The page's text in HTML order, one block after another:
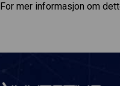
For mer informasjon om